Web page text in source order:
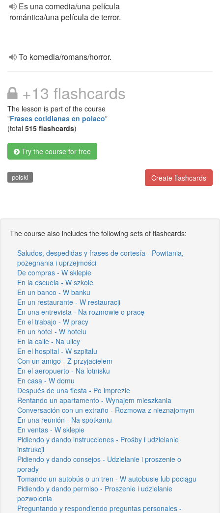
Es una comedia/una película
romántica/una película de terror.
To komedia/romans/horror.
+13 flashcards
The lesson is part of the course
"Frases cotidianas en polaco"
(total 515 flashcards)
Try the course for free
Create flashcards
polski
The course also includes the following sets of flashcards:
Saludos, despedidas y frases de cortesía - Powitania,
pożegnania i uprzejmości
De compras - W sklepie
En la escuela - W szkole
En un banco - W banku
En un restaurante - W restauracji
En una entrevista - Na rozmowie o pracę
En el trabajo - W pracy
En un hotel - W hotelu
En la calle - Na ulicy
En el hospital - W szpitalu
Con un amigo - Z przyjacielem
En el aeropuerto - Na lotnisku
En casa - W domu
Después de una fiesta - Po imprezie
Rentando un apartamento - Wynajem mieszkania
Conversación con un extraño - Rozmowa z nieznajomym
En una reunión - Na spotkaniu
En ventas - W sklepie
Pidiendo y dando instrucciones - Prośby i udzielanie
instrukcji
Pidiendo y dando consejos - Udzielanie i proszenie o
porady
Tomando un autobús o un tren - W autobusie lub pociągu
Pidiendo y dando permiso - Proszenie i udzielanie
pozwolenia
Preguntando y respondiendo preguntas personales -